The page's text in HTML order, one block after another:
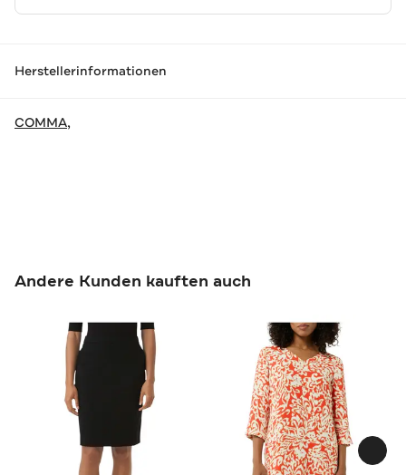
Herstellerinformationen
COMMA,
Andere Kunden kauften auch